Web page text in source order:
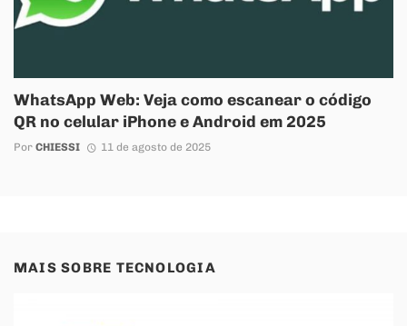
WhatsApp Web: Veja como escanear o código
QR no celular iPhone e Android em 2025
Por CHIESSI 11 de agosto de 2025
MAIS SOBRE TECNOLOGIA